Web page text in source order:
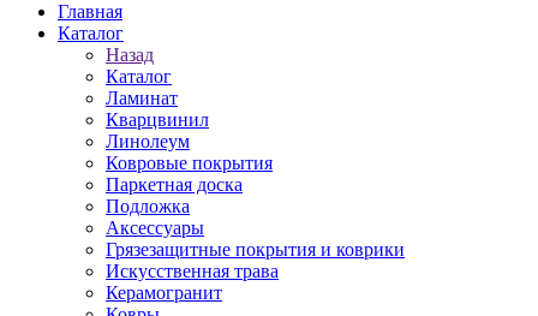
Главная
Каталог
Назад
Каталог
Ламинат
Кварцвинил
Линолеум
Ковровые покрытия
Паркетная доска
Подложка
Аксессуары
Грязезащитные покрытия и коврики
Искусственная трава
Керамогранит